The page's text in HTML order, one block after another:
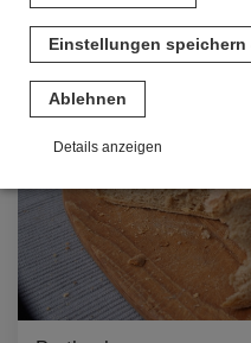
Einstellungen speichern
Ablehnen
Details anzeigen
Notwendig
Diese Cookies sind für den
Hierbei werden keinerlei
Lediglich eine anonyme Session-
Statistik